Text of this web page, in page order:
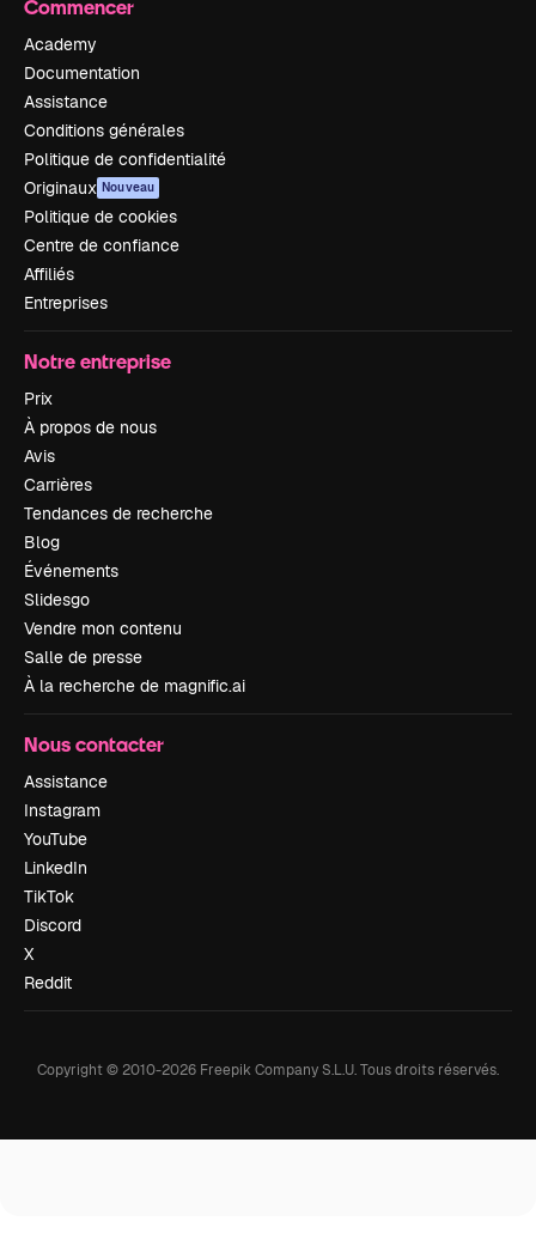
Commencer
Academy
Documentation
Assistance
Conditions générales
Politique de confidentialité
Originaux Nouveau
Politique de cookies
Centre de confiance
Affiliés
Entreprises
Notre entreprise
Prix
À propos de nous
Avis
Carrières
Tendances de recherche
Blog
Événements
Slidesgo
Vendre mon contenu
Salle de presse
À la recherche de magnific.ai
Nous contacter
Assistance
Instagram
YouTube
LinkedIn
TikTok
Discord
X
Reddit
Copyright © 2010-2026 Freepik Company S.L.U.Tous droits réservés.